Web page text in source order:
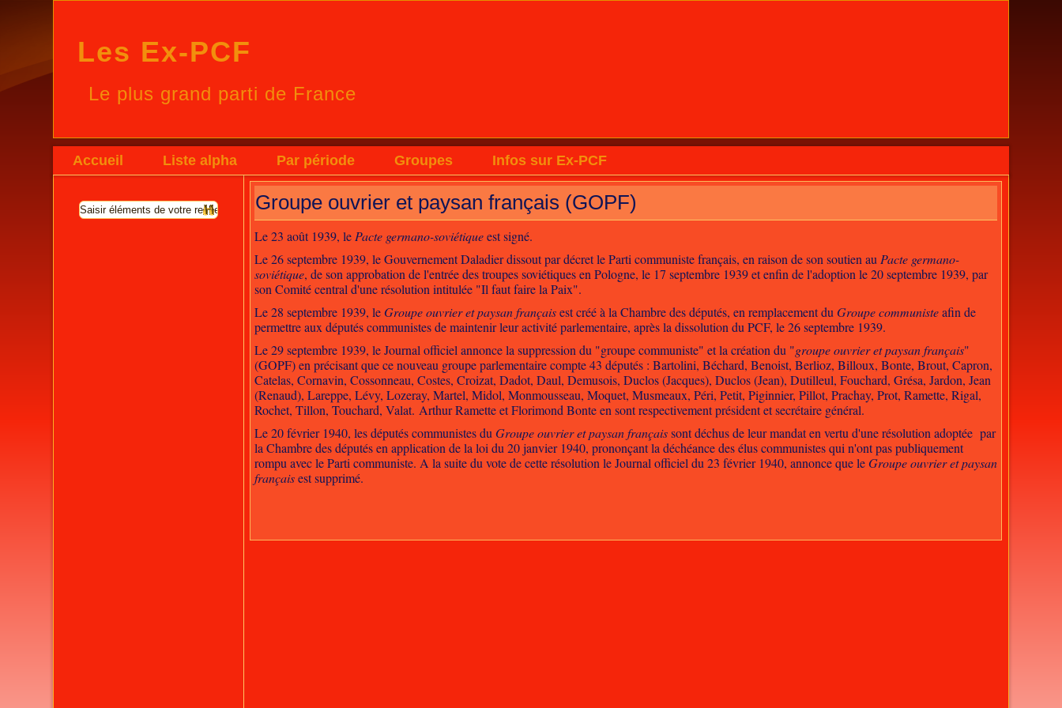
Les Ex-PCF
Le plus grand parti de France
Accueil Liste alpha Par période Groupes Infos sur Ex-PCF
Groupe ouvrier et paysan français (GOPF)
Le 23 août 1939, le Pacte germano-soviétiqueest signé.
Le 26 septembre 1939, le Gouvernement Daladier dissout par décret le Parti communiste français, en raison de son soutien au Pacte germano-
soviétique, de son approbation de l'entrée des troupes soviétiques en Pologne, le 17 septembre 1939 et enfin de l'adoption le 20 septembre 1939, par
son Comité central d'une résolution intitulée "Il faut faire la Paix".
Le 28 septembre 1939, leGroupe ouvrier et paysan françaisest créé à la Chambre des députés, en remplacement duGroupe communisteafin de
permettre aux députés communistes de maintenir leur activité parlementaire, après la dissolution du PCF, le 26 septembre 1939.
Le 29 septembre 1939, le Journal officiel annonce la suppression du "groupe communiste" et la création du "groupe ouvrier et paysan français"
(GOPF) en précisant que ce nouveau groupe parlementaire compte 43 députés : Bartolini, Béchard, Benoist, Berlioz, Billoux, Bonte, Brout, Capron,
Catelas, Cornavin, Cossonneau, Costes, Croizat, Dadot, Daul, Demusois, Duclos (Jacques), Duclos (Jean), Dutilleul, Fouchard, Grésa, Jardon, Jean
(Renaud), Lareppe, Lévy, Lozeray, Martel, Midol, Monmousseau, Moquet, Musmeaux, Péri, Petit, Piginnier, Pillot, Prachay, Prot, Ramette, Rigal,
Rochet, Tillon, Touchard, Valat. Arthur Ramette et Florimond Bonte en sont respectivement président et secrétaire général.
Le 20 février 1940, les députés communistes duGroupe ouvrier et paysan françaissont déchus de leur mandat en vertu d'une résolution adoptée par
la Chambre des députés en application de la loi du 20 janvier 1940, prononçant la déchéance des élus communistes qui n'ont pas publiquement
rompu avec le Parti communiste. A la suite du vote de cette résolution le Journal officiel du 23 février 1940, annonce que leGroupe ouvrier et paysan
françaisest supprimé.